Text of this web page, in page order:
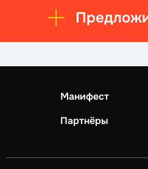
Манифест
Партнёры